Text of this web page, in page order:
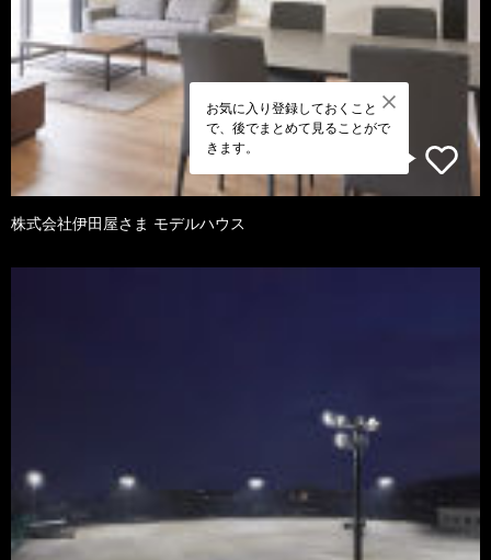
お気に入り登録しておくこと
で、後でまとめて見ることがで
きます。
株式会社伊田屋さま モデルハウス